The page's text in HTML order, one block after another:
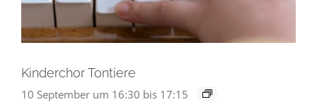
Kinderchor Tontiere
10 September um 16:30 bis 17:15